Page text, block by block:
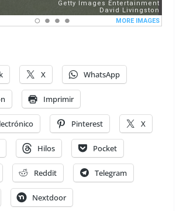
X WhatsApp
Imprimir
Pinterest X
Hilos Pocket
Reddit Telegram
Nextdoor